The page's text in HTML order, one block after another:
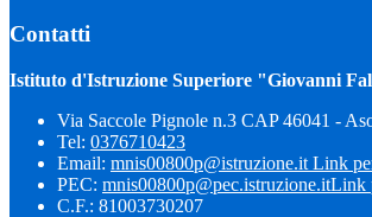
Contatti
Istituto d'Istruzione Superiore "Giovanni
Via Saccole Pignole n.3 CAP 46041 -
Tel: 0376710423
Email: mnis00800p@istruzione.it Link
PEC: mnis00800p@pec.istruzione.itLink
C.F.: 81003730207